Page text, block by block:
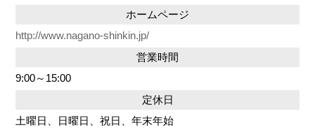
ホームページ
http://www.nagano-shinkin.jp/
営業時間
9:00～15:00
定休日
土曜日、日曜日、祝日、年末年始